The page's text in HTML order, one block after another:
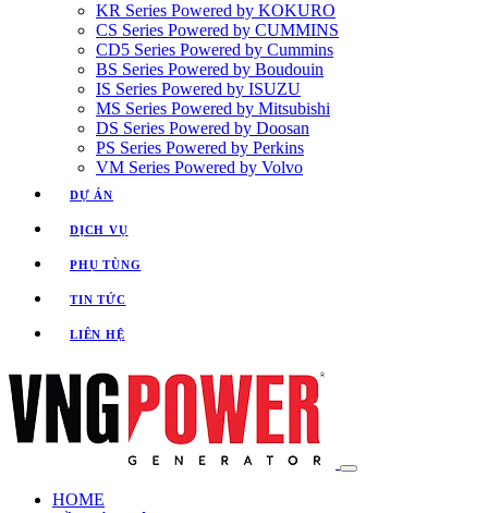
KR Series Powered by KOKURO
CS Series Powered by CUMMINS
CD5 Series Powered by Cummins
BS Series Powered by Boudouin
IS Series Powered by ISUZU
MS Series Powered by Mitsubishi
DS Series Powered by Doosan
PS Series Powered by Perkins
VM Series Powered by Volvo
DỰ ÁN
DỊCH VỤ
PHỤ TÙNG
TIN TỨC
LIÊN HỆ
HOME